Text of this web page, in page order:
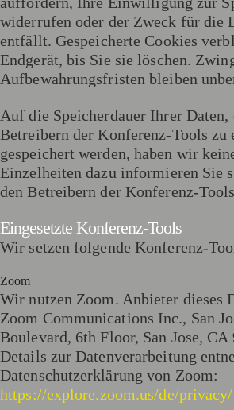
widerrufen oder der Zweck für die
entfällt. Gespeicherte Cookies
Endgerät, bis Sie sie löschen.
Aufbewahrungsfristen bleiben
Auf die Speicherdauer Ihrer Daten,
Betreibern der Konferenz-Tools zu
gespeichert werden, haben wir
Einzelheiten dazu informieren Sie
den Betreibern der Konferenz-
Eingesetzte Konferenz-Tools
Wir setzen folgende Konferenz-
Zoom
Wir nutzen Zoom. Anbieter dieses
Zoom Communications Inc., San
Boulevard, 6th Floor, San Jose, CA
Details zur Datenverarbeitung
Datenschutzerklärung von Zoom:
https://explore.zoom.us/de/privacy/